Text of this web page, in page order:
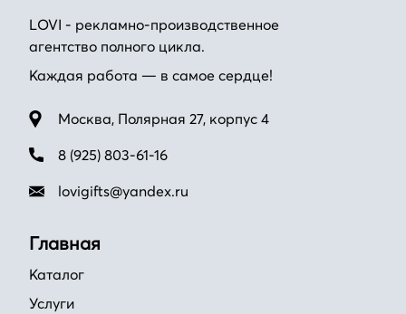
LOVI - рекламно-производственное
агентство полного цикла.
Каждая работа — в самое сердце!
Москва, Полярная 27, корпус 4
8 (925) 803-61-16
lovigifts@yandex.ru
Главная
Каталог
Услуги